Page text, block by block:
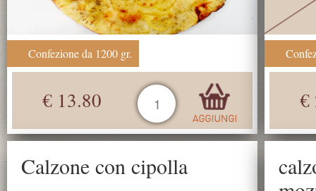
Confezione da 1200 gr.
€ 13.80 €
Calzone con cipolla